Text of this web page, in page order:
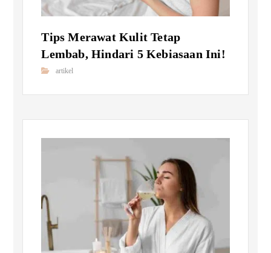
Tips Merawat Kulit Tetap
Lembab, Hindari 5 Kebiasaan Ini!
artikel